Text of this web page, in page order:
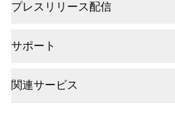
プレスリリース配信
サポート
関連サービス